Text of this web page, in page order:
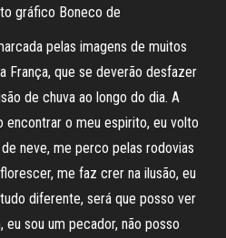
gráfico Boneco de
pelas imagens de muitos
França, que se deverão desfazer
de chuva ao longo do dia. A
encontrar o meu espirito, eu volto
neve, me perco pelas rodovias
me faz crer na ilusão, eu
diferente, será que posso ver
sou um pecador, não posso